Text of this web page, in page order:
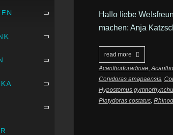
Hallo liebe
machen: Anja
read more
Acanthodoradinae,
Corydoras amapaensis,
Hypostomus
Platydoras costatus,